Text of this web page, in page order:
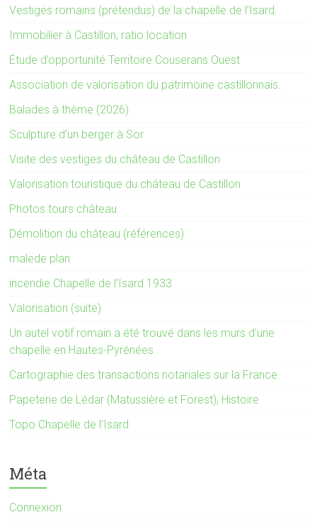
Vestiges romains (prétendus) de la chapelle de l’Isard.
Immobilier à Castillon, ratio location
Étude d’opportunité Territoire Couserans Ouest
Association de valorisation du patrimoine castillonnais.
Balades à thème (2026)
Sculpture d’un berger à Sor
Visite des vestiges du château de Castillon
Valorisation touristique du château de Castillon
Photos tours château
Démolition du château (références)
malede plan
incendie Chapelle de l’Isard 1933
Valorisation (suite)
Un autel votif romain a été trouvé dans les murs d’une
chapelle en Hautes-Pyrénées
Cartographie des transactions notariales sur la France.
Papeterie de Lédar (Matussière et Forest), Histoire
Topo Chapelle de l’Isard
Méta
Connexion